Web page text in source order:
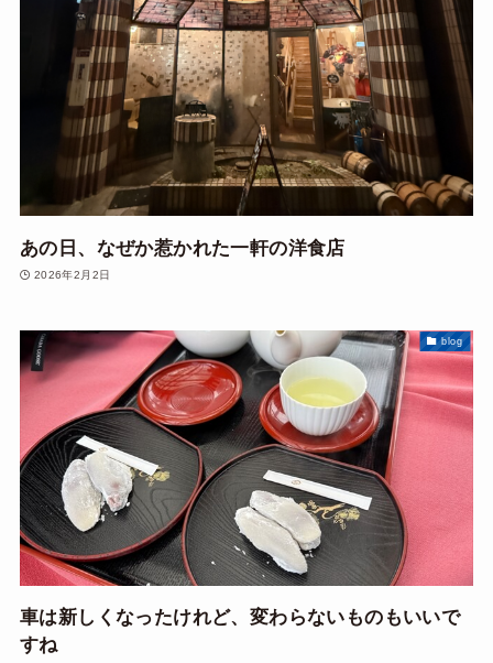
あの日、なぜか惹かれた一軒の洋食店
2026年2月2日
blog
車は新しくなったけれど、変わらないものもいいで
すね